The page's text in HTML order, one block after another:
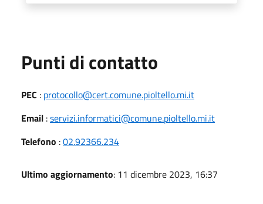
Punti di contatto
PEC : protocollo@cert.comune.pioltello.mi.it
Email :servizi.informatici@comune.pioltello.mi.it
Telefono :02.92366.234
Ultimo aggiornamento: 11 dicembre 2023, 16:37